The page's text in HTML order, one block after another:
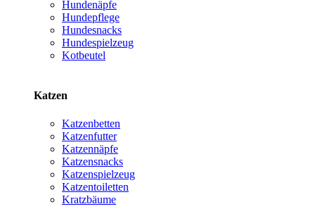
Hundenäpfe
Hundepflege
Hundesnacks
Hundespielzeug
Kotbeutel
Katzen
Katzenbetten
Katzenfutter
Katzennäpfe
Katzensnacks
Katzenspielzeug
Katzentoiletten
Kratzbäume